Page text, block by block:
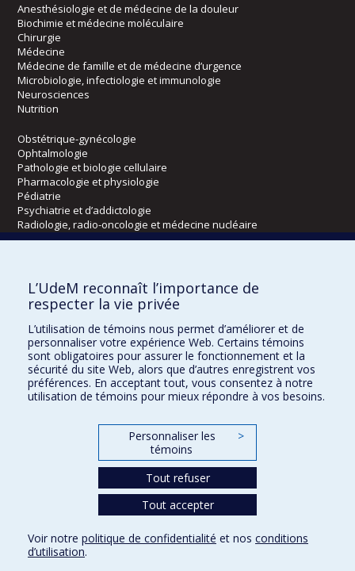
Anesthésiologie et de médecine de la douleur
Biochimie et médecine moléculaire
Chirurgie
Médecine
Médecine de famille et de médecine d’urgence
Microbiologie, infectiologie et immunologie
Neurosciences
Nutrition
Obstétrique-gynécologie
Ophtalmologie
Pathologie et biologie cellulaire
Pharmacologie et physiologie
Pédiatrie
Psychiatrie et d’addictologie
Radiologie, radio-oncologie et médecine nucléaire
Kinésiologie et des sciences de l’activité physique
Orthophonie et audiologie
Réadaptation
Directions
DPC
CPASS
L’UdeM reconnaît l’importance de
respecter la vie privée
L’utilisation de témoins nous permet d’améliorer et de
personnaliser votre expérience Web. Certains témoins
sont obligatoires pour assurer le fonctionnement et la
sécurité du site Web, alors que d’autres enregistrent vos
préférences. En acceptant tout, vous consentez à notre
utilisation de témoins pour mieux répondre à vos besoins.
Personnaliser les
témoins
>
Tout refuser
Tout accepter
Voir notre politique de confidentialité et nos conditions
d’utilisation.